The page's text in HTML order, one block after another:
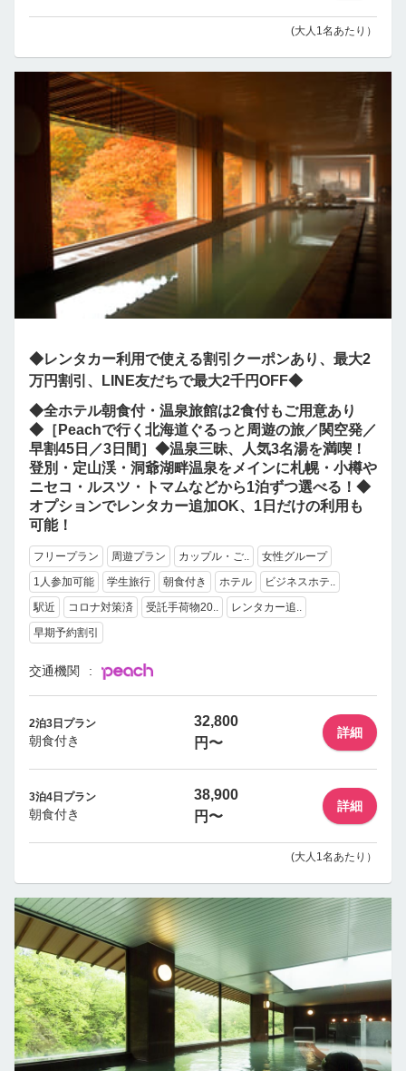
(大人1名あたり）
◆レンタカー利用で使える割引クーポンあり、最大2
万円割引、LINE友だちで最大2千円OFF◆
◆全ホテル朝食付・温泉旅館は2食付もご用意あり
◆［Peachで行く北海道ぐるっと周遊の旅／関空発／
早割45日／3日間］◆温泉三昧、人気3名湯を満喫！
登別・定山渓・洞爺湖畔温泉をメインに札幌・小樽や
ニセコ・ルスツ・トマムなどから1泊ずつ選べる！◆
オプションでレンタカー追加OK、1日だけの利用も
可能！
フリープラン 周遊プラン カップル・ご..
女性グループ
1人参加可能
学生旅行 朝食付き ホテル
ビジネスホテ..
駅近
コロナ対策済 受託手荷物20..
レンタカー追..
早期予約割引
交通機関
2泊3日プラン
朝食付き
32,800
円〜
詳細
3泊4日プラン
朝食付き
38,900
円〜
詳細
(大人1名あたり）